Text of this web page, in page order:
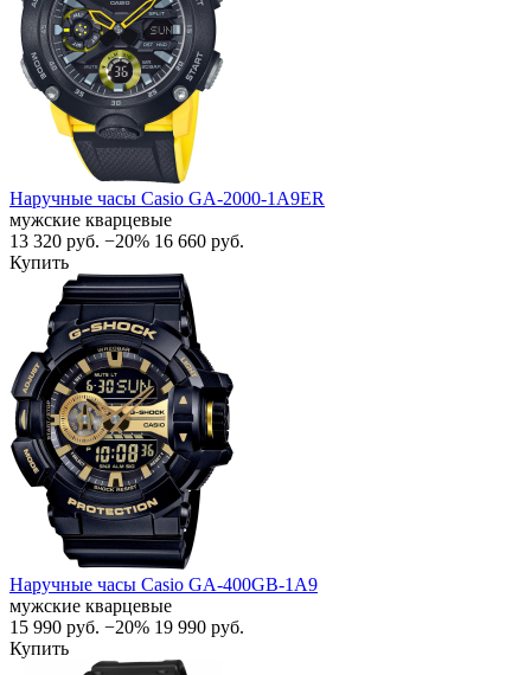
Наручные часы Casio GA-2000-1A9ER
мужские кварцевые
13 320 руб. −20% 16 660 руб.
Купить
Наручные часы Casio GA-400GB-1A9
мужские кварцевые
15 990 руб. −20% 19 990 руб.
Купить